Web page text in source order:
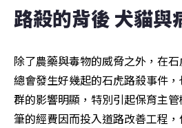
路殺的背後 犬貓與
除了農藥與毒物的威脅之外，在
總會發生好幾起的石虎路殺事件
群的影響明顯，特別引起保育主
筆的經費因而投入道路改善工程